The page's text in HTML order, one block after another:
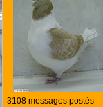
3108 messages postés